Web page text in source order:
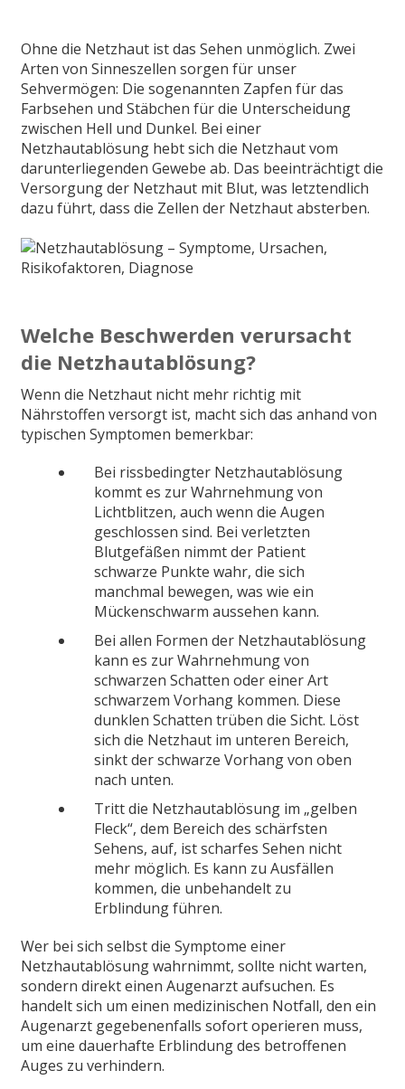
Ohne die Netzhaut ist das Sehen unmöglich. Zwei
Arten von Sinneszellen sorgen für unser
Sehvermögen: Die sogenannten Zapfen für das
Farbsehen und Stäbchen für die Unterscheidung
zwischen Hell und Dunkel. Bei einer
Netzhautablösung hebt sich die Netzhaut vom
darunterliegenden Gewebe ab. Das beeinträchtigt die
Versorgung der Netzhaut mit Blut, was letztendlich
dazu führt, dass die Zellen der Netzhaut absterben.
Welche Beschwerden verursacht
die Netzhautablösung?
Wenn die Netzhaut nicht mehr richtig mit
Nährstoffen versorgt ist, macht sich das anhand von
typischen Symptomen bemerkbar:
Bei rissbedingter Netzhautablösung
kommt es zur Wahrnehmung von
Lichtblitzen, auch wenn die Augen
geschlossen sind. Bei verletzten
Blutgefäßen nimmt der Patient
schwarze Punkte wahr, die sich
manchmal bewegen, was wie ein
Mückenschwarm aussehen kann.
Bei allen Formen der Netzhautablösung
kann es zur Wahrnehmung von
schwarzen Schatten oder einer Art
schwarzem Vorhang kommen. Diese
dunklen Schatten trüben die Sicht. Löst
sich die Netzhaut im unteren Bereich,
sinkt der schwarze Vorhang von oben
nach unten.
Tritt die Netzhautablösung im „gelben
Fleck“, dem Bereich des schärfsten
Sehens, auf, ist scharfes Sehen nicht
mehr möglich. Es kann zu Ausfällen
kommen, die unbehandelt zu
Erblindung führen.
Wer bei sich selbst die Symptome einer
Netzhautablösung wahrnimmt, sollte nicht warten,
sondern direkt einen Augenarzt aufsuchen. Es
handelt sich um einen medizinischen Notfall, den ein
Augenarzt gegebenenfalls sofort operieren muss,
um eine dauerhafte Erblindung des betroffenen
Auges zu verhindern.